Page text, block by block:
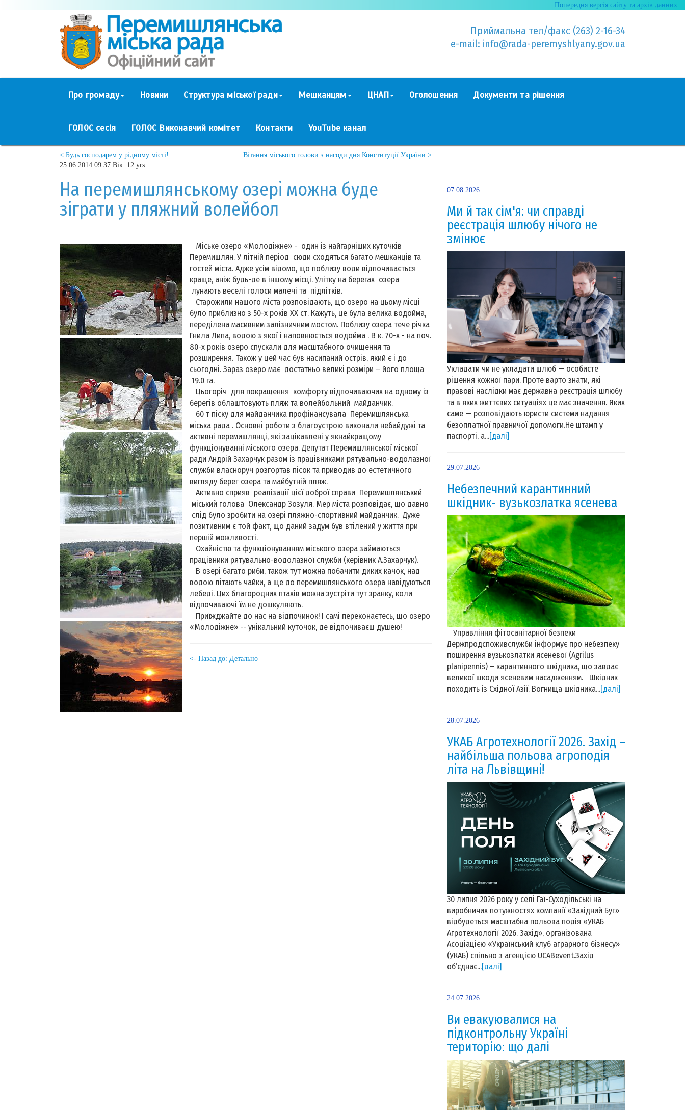
Попередня версія сайту та архів данних
Приймальна тел/факс (263) 2-16-34
e-mail: info@rada-peremyshlyany.gov.ua
Про громаду Новини Структура міської ради Мешканцям ЦНАП Оголошення Документи та рішення
ГОЛОС сесія ГОЛОС Виконавчий комітет Контакти YouTube канал
Вітання міського голови з нагоди дня Конституції України >
< Будь господарем у рідному місті!
25.06.2014 09:37 Вік: 12 yrs
На перемишлянському озері можна буде
зіграти у пляжний волейбол
Міське озеро «Молодіжне» - один із найгарніших куточків
Перемишлян. У літній період сюди сходяться багато мешканців та
гостей міста. Адже усім відомо, що поблизу води відпочивається
краще, аніж будь-де в іншому місці. Улітку на берегах озера
лунають веселі голоси малечі та підлітків.
Старожили нашого міста розповідають, що озеро на цьому місці
було приблизно з 50-х років ХХ ст. Кажуть, це була велика водойма,
переділена масивним залізничним мостом. Поблизу озера тече річка
Гнила Липа, водою з якої і наповнюється водойма . В к. 70-х - на поч.
80-х років озеро спускали для масштабного очищення та
розширення. Також у цей час був насипаний острів, який є і до
сьогодні. Зараз озеро має достатньо великі розміри – його площа
19.0 га.
Цьогоріч для покращення комфорту відпочиваючих на одному із
берегів облаштовують пляж та волейбольний майданчик.
60 т піску для майданчика профінансувала Перемишлянська
міська рада . Основні роботи з благоустрою виконали небайдужі та
активні перемишлянці, які зацікавлені у якнайкращому
функціонуванні міського озера. Депутат Перемишлянської міської
ради Андрій Захарчук разом із працівниками рятувально-водолазної
служби власноруч розгортав пісок та приводив до естетичного
вигляду берег озера та майбутній пляж.
Активно сприяв реалізації цієї доброї справи Перемишлянський
міський голова Олександр Зозуля. Мер міста розповідає, що давно
слід було зробити на озері пляжно-спортивний майданчик. Дуже
позитивним є той факт, що даний задум був втілений у життя при
першій можливості.
Охайністю та функціонуванням міського озера займаються
працівники рятувально-водолазної служби (керівник А.Захарчук).
В озері багато риби, також тут можна побачити диких качок, над
водою літають чайки, а ще до перемишлянського озера навідуються
лебеді. Цих благородних птахів можна зустріти тут зранку, коли
відпочиваючі їм не дошкуляють.
Приїжджайте до нас на відпочинок! І самі переконаєтесь, що озеро
«Молодіжне» -- унікальний куточок, де відпочиваєш душею!
<- Назад до: Детально
07.08.2026
Ми й так сім'я: чи справді
реєстрація шлюбу нічого не
змінює
Укладати чи не укладати шлюб — особисте
рішення кожної пари. Проте варто знати, які
правові наслідки має державна реєстрація шлюбу
та в яких життєвих ситуаціях це має значення. Яких
саме — розповідають юристи системи надання
безоплатної правничої допомоги.Не штамп у
паспорті, а...[далі]
29.07.2026
Небезпечний карантинний
шкідник- вузькозлатка ясенева
Управління фітосанітарної безпеки
Держпродспоживслужби інформує про небезпеку
поширення вузькозлатки ясеневої (Agrilus
planipennis) – карантинного шкідника, що завдає
великої шкоди ясеневим насадженням. Шкідник
походить із Східної Азії. Вогнища шкідника...[далі]
28.07.2026
УКАБ Агротехнології 2026. Захід –
найбільша польова агроподія
літа на Львівщині!
30 липня 2026 року у селі Гаї-Суходільські на
виробничих потужностях компанії «Західний Буг»
відбудеться масштабна польова подія «УКАБ
Агротехнології 2026. Захід», організована
Асоціацією «Український клуб аграрного бізнесу»
(УКАБ) спільно з агенцією UCABevent.Захід
об’єднає...[далі]
24.07.2026
Ви евакуювалися на
підконтрольну Україні
територію: що далі